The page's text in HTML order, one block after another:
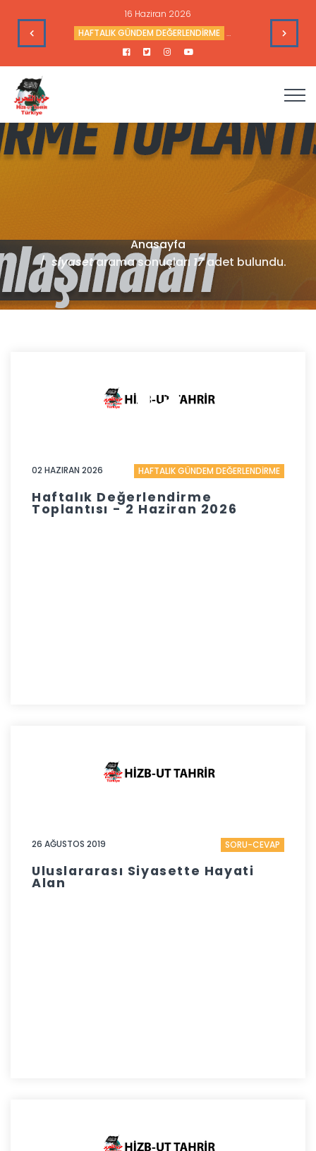
16 Haziran 2026
HAFTALIK GÜNDEM DEĞERLENDİRME Haftalık
Anasayfa
siyasetarama sonuçları 17adet bulundu.
02 HAZIRAN 2026 HAFTALIK GÜNDEM DEĞERLENDİRME
Haftalık Değerlendirme
Toplantısı - 2 Haziran 2026
26 AĞUSTOS 2019 SORU-CEVAP
Uluslararası Siyasette Hayati
Alan